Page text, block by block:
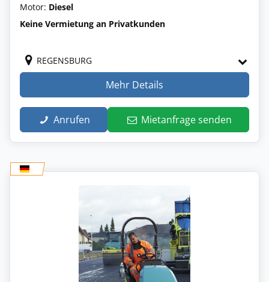
Motor: Diesel
Keine Vermietung an Privatkunden
REGENSBURG
Mehr Details
Anrufen Mietanfrage senden